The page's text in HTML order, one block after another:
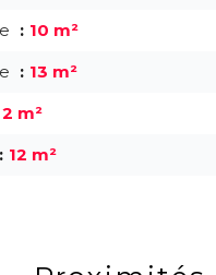
10 m²
13 m²
2 m²
12 m²